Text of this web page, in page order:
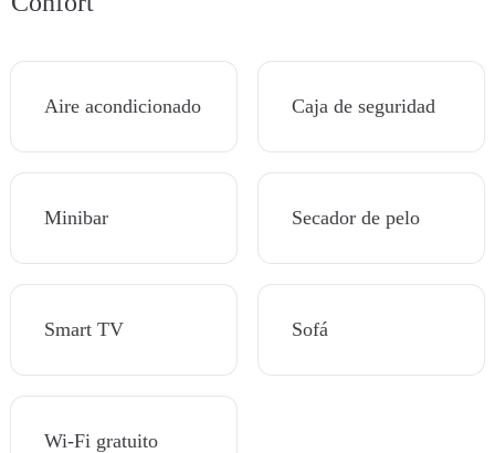
Aire acondicionado Caja de seguridad
Minibar Secador de pelo
Smart TV Sofá
Wi-Fi gratuito